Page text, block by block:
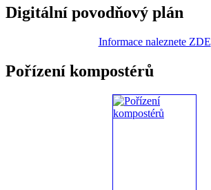
Digitální povodňový plán
Informace naleznete ZDE
Pořízení kompostérů